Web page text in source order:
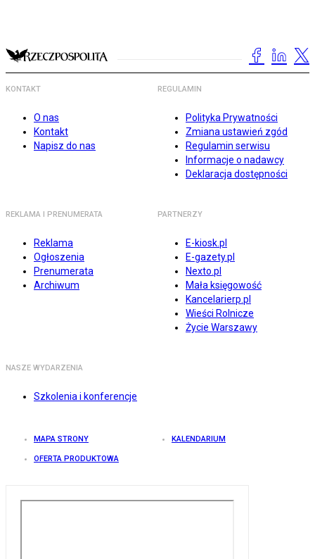
KONTAKT
O nas
Kontakt
Napisz do nas
REGULAMIN
Polityka Prywatności
Zmiana ustawień zgód
Regulamin serwisu
Informacje o nadawcy
Deklaracja dostępności
REKLAMA I PRENUMERATA
Reklama
Ogłoszenia
Prenumerata
Archiwum
PARTNERZY
E-kiosk.pl
E-gazety.pl
Nexto.pl
Mała księgowość
Kancelarierp.pl
Wieści Rolnicze
Życie Warszawy
NASZE WYDARZENIA
Szkolenia i konferencje
MAPA STRONY KALENDARIUM
OFERTA PRODUKTOWA